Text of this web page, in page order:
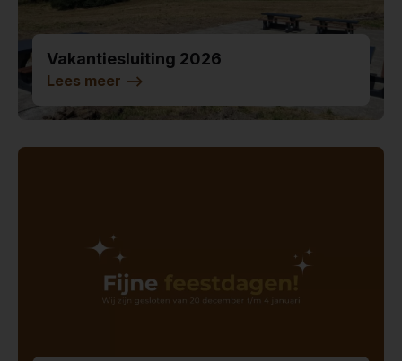
Vakantiesluiting 2026
Lees meer -->